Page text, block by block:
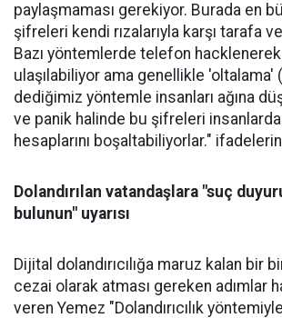
paylaşmaması gerekiyor. Burada en
şifreleri kendi rızalarıyla karşı tarafa
Bazı yöntemlerde telefon
ulaşılabiliyor ama genellikle 'oltalama'
dediğimiz yöntemle insanları ağına
ve panik halinde bu şifreleri
hesaplarını boşaltabiliyorlar."
Dolandırılan vatandaşlara "suç
bulunun" uyarısı
Dijital dolandırıcılığa maruz kalan bir
cezai olarak atması gereken adımlar
veren Yemez "Dolandırıcılık